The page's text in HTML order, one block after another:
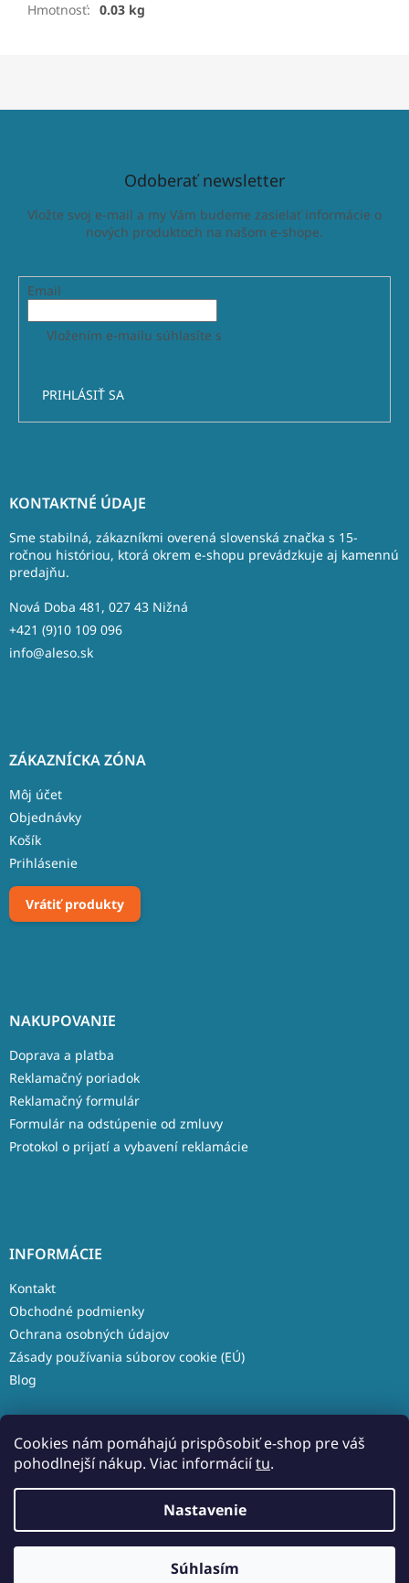
Cookies nám pomáhajú prispôsobiť e-shop pre váš
pohodlnejší nákup. Viac informáciítu.
Nastavenie
Súhlasím
Hmotnosť: 0.03 kg
Odoberať newsletter
Vložte svoj e-mail a my Vám budeme zasielať informácie o
nových produktoch na našom e-shope.
Email
Vložením e-mailu súhlasíte s
PRIHLÁSIŤ SA
KONTAKTNÉ ÚDAJE
Sme stabilná, zákazníkmi overená slovenská značka s 15-
ročnou históriou, ktorá okrem e-shopu prevádzkuje aj kamennú
predajňu.
Nová Doba 481, 027 43 Nižná
+421 (9)10 109 096
info@aleso.sk
ZÁKAZNÍCKA ZÓNA
Môj účet
Objednávky
Košík
Prihlásenie
Vrátiť produkty
NAKUPOVANIE
Doprava a platba
Reklamačný poriadok
Reklamačný formulár
Formulár na odstúpenie od zmluvy
Protokol o prijatí a vybavení reklamácie
INFORMÁCIE
Kontakt
Obchodné podmienky
Ochrana osobných údajov
Zásady používania súborov cookie (EÚ)
Blog
Copyright 2026Aleso.sk. Všetky práva vyhradené.Upraviť
nastavenie cookies